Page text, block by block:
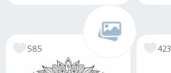
585 423